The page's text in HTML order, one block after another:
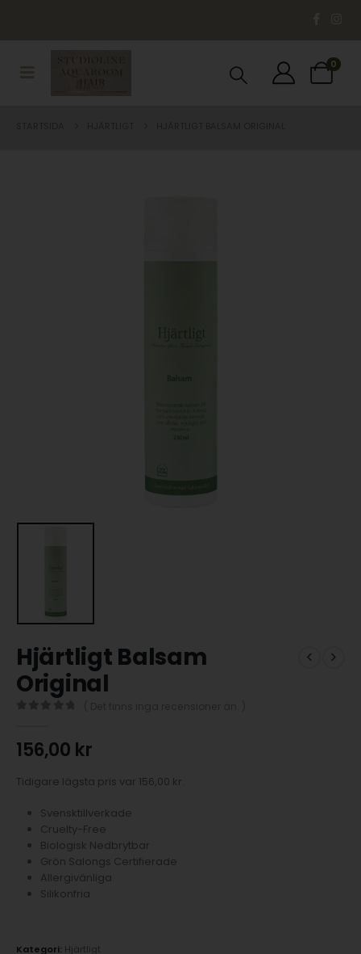
0
Hjärtligt Balsam
Original
156,00 kr
Tidigare lägsta pris var 156,00 kr
Svensktillverkade
Cruelty-Free
Biologisk Nedbrytbar
Grön Salongs Certifierade
Allergivänliga
Silikonfria
Kategori: Hjärtligt